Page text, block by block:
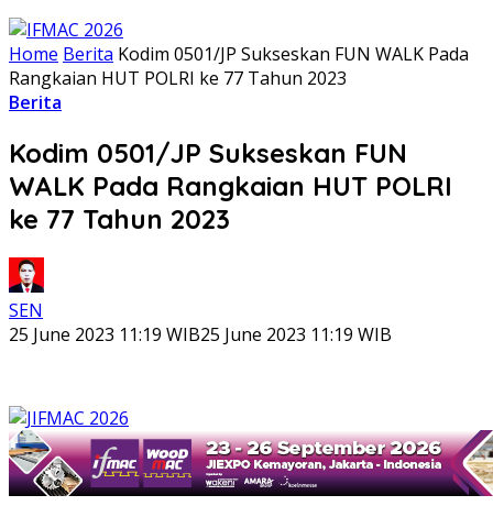
Home Berita Kodim 0501/JP Sukseskan FUN WALK Pada
Rangkaian HUT POLRI ke 77 Tahun 2023
Berita
Kodim 0501/JP Sukseskan FUN
WALK Pada Rangkaian HUT POLRI
ke 77 Tahun 2023
SEN
25 June 2023 11:19 WIB25 June 2023 11:19 WIB